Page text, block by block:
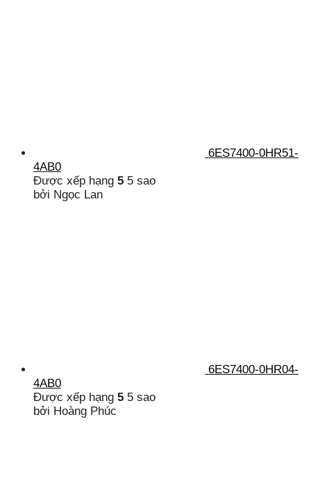
6ES7400-0HR51-
4AB0
Được xếp hạng 5 5 sao
bởi Ngọc Lan
6ES7400-0HR04-
4AB0
Được xếp hạng 5 5 sao
bởi Hoàng Phúc